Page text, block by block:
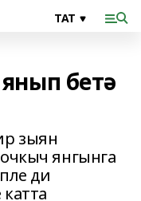
бетә
зыян
янгынга
ди